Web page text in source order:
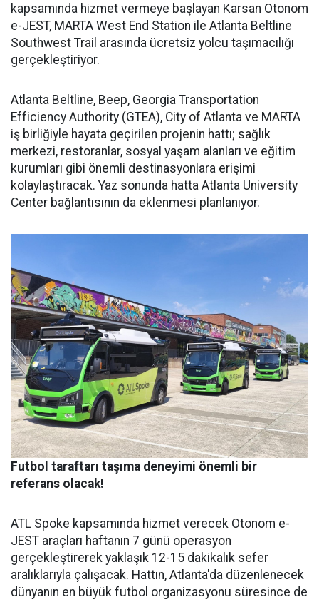
kapsamında hizmet vermeye başlayan Karsan Otonom
e-JEST, MARTA West End Station ile Atlanta Beltline
Southwest Trail arasında ücretsiz yolcu taşımacılığı
gerçekleştiriyor.
Atlanta Beltline, Beep, Georgia Transportation
Efficiency Authority (GTEA), City of Atlanta ve MARTA
iş birliğiyle hayata geçirilen projenin hattı; sağlık
merkezi, restoranlar, sosyal yaşam alanları ve eğitim
kurumları gibi önemli destinasyonlara erişimi
kolaylaştıracak. Yaz sonunda hatta Atlanta University
Center bağlantısının da eklenmesi planlanıyor.
Futbol taraftarı taşıma deneyimi önemli bir
referans olacak!
ATL Spoke kapsamında hizmet verecek Otonom e-
JEST araçları haftanın 7 günü operasyon
gerçekleştirerek yaklaşık 12-15 dakikalık sefer
aralıklarıyla çalışacak. Hattın, Atlanta'da düzenlenecek
dünyanın en büyük futbol organizasyonu süresince de